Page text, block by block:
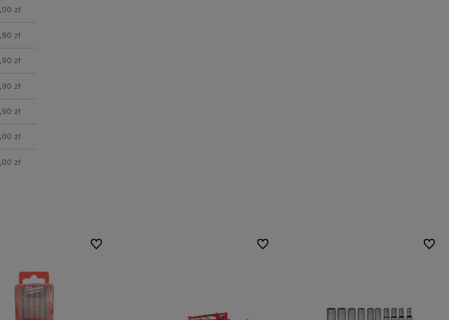
zł
zł
zł
zł
zł
zł
zł
Do ulubionych
Do ulubionych Do ulubionych
Do ulubionych Do
Do